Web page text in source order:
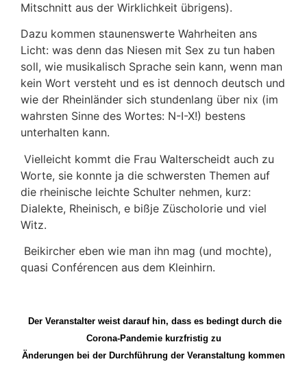
Mitschnitt aus der Wirklichkeit übrigens).
Dazu kommen staunenswerte Wahrheiten ans
Licht: was denn das Niesen mit Sex zu tun haben
soll, wie musikalisch Sprache sein kann, wenn man
kein Wort versteht und es ist dennoch deutsch und
wie der Rheinländer sich stundenlang über nix (im
wahrsten Sinne des Wortes: N-I-X!) bestens
unterhalten kann.
Vielleicht kommt die Frau Walterscheidt auch zu
Worte, sie konnte ja die schwersten Themen auf
die rheinische leichte Schulter nehmen, kurz:
Dialekte, Rheinisch, e bißje Züscholorie und viel
Witz.
Beikircher eben wie man ihn mag (und mochte),
quasi Conférencen aus dem Kleinhirn.
Der Veranstalter weist darauf hin, dass es bedingt durch die
Corona-Pandemie kurzfristig zu
Änderungen bei der Durchführung der Veranstaltung kommen